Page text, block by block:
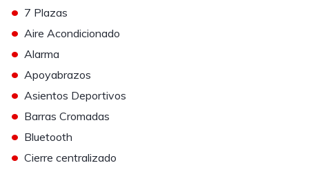
• 7 Plazas
• Aire Acondicionado
• Alarma
• Apoyabrazos
• Asientos Deportivos
• Barras Cromadas
• Bluetooth
• Cierre centralizado